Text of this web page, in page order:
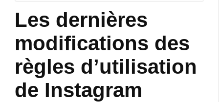
Les dernières
modifications des
règles d’utilisation
de Instagram